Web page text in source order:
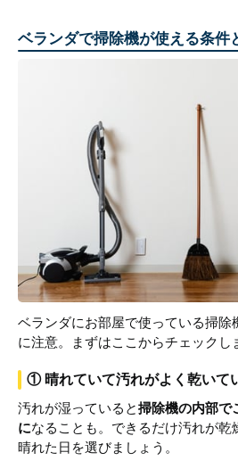
ベランダで掃除機が使える条件
ベランダにお部屋で使っている掃除
に注意。まずはここからチェックし
① 晴れていて汚れがよく乾いて
汚れが湿っていると掃除機の内部で
になることも。できるだけ汚れが乾
晴れた日を選びましょう。